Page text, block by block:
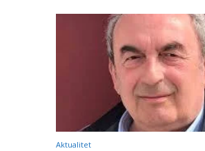
Aktualitet